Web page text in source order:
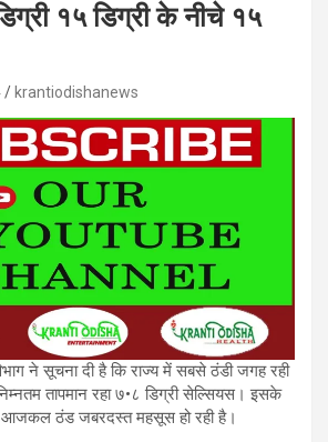
१५ डिग्री के नीचे १५
krantiodishanews
ने सूचना दी है कि राज्य में सबसे ठंडी जगह रही
तापमान रहा ७•८ डिग्री सेल्सियस। इसके
ठंड जबरदस्त महसूस हो रही है।